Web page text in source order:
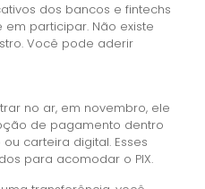
dos bancos e fintechs
participar. Não existe
Você pode aderir
no ar, em novembro, ele
de pagamento dentro
carteira digital. Esses
para acomodar o PIX.